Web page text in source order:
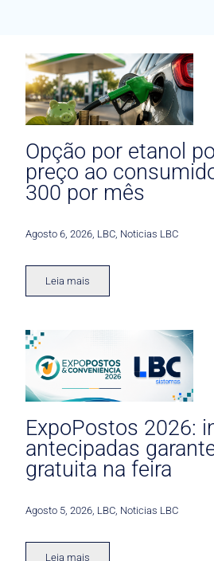
Opção por etanol
preço ao
300 por mês
Agosto 6, 2026 LBC Noticias LBC
Leia mais
ExpoPostos 2026:
antecipadas
gratuita na feira
Agosto 5, 2026 LBC Noticias LBC
Leia mais